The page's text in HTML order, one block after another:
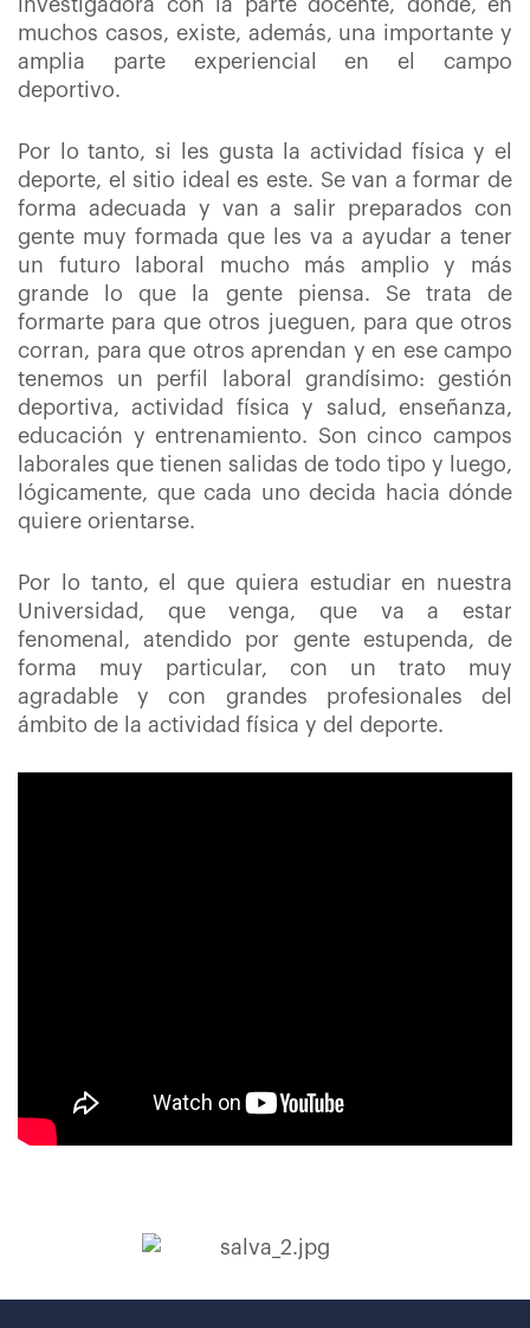
investigadora con la parte docente, donde, en
muchos casos, existe, además, una importante y
amplia parte experiencial en el campo
deportivo.
Por lo tanto, si les gusta la actividad física y el
deporte, el sitio ideal es este. Se van a formar de
forma adecuada y van a salir preparados con
gente muy formada que les va a ayudar a tener
un futuro laboral mucho más amplio y más
grande lo que la gente piensa. Se trata de
formarte para que otros jueguen, para que otros
corran, para que otros aprendan y en ese campo
tenemos un perfil laboral grandísimo: gestión
deportiva, actividad física y salud, enseñanza,
educación y entrenamiento. Son cinco campos
laborales que tienen salidas de todo tipo y luego,
lógicamente, que cada uno decida hacia dónde
quiere orientarse.
Por lo tanto, el que quiera estudiar en nuestra
Universidad, que venga, que va a estar
fenomenal, atendido por gente estupenda, de
forma muy particular, con un trato muy
agradable y con grandes profesionales del
ámbito de la actividad física y del deporte.